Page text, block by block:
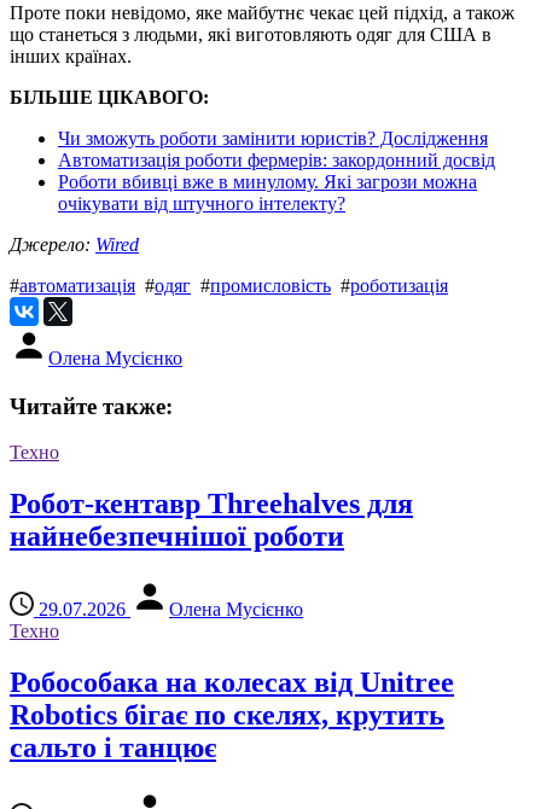
Проте поки невідомо, яке майбутнє чекає цей підхід, а також
що станеться з людьми, які виготовляють одяг для США в
інших країнах.
БІЛЬШЕ ЦІКАВОГО:
Чи зможуть роботи замінити юристів? Дослідження
Автоматизація роботи фермерів: закордонний досвід
Роботи вбивці вже в минулому. Які загрози можна
очікувати від штучного інтелекту?
Джерело: Wired
#автоматизація #одяг #промисловість #роботизація
Олена Мусієнко
Читайте также:
Техно
Робот-кентавр Threehalves для
найнебезпечнішої роботи
29.07.2026
Олена Мусієнко
Техно
Робособака на колесах від Unitree
Robotics бігає по скелях, крутить
сальто і танцює